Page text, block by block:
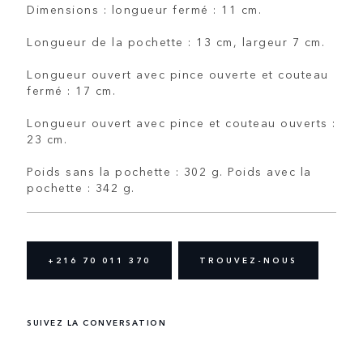
Dimensions : longueur fermé : 11 cm.
Longueur de la pochette : 13 cm, largeur 7 cm.
Longueur ouvert avec pince ouverte et couteau
fermé : 17 cm.
Longueur ouvert avec pince et couteau ouverts :
23 cm.
Poids sans la pochette : 302 g. Poids avec la
pochette : 342 g.
+216 70 011 370 TROUVEZ-NOUS
SUIVEZ LA CONVERSATION